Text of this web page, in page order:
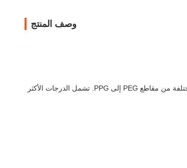
وصف المنتج
البولوكسامير هو بوليمر مشترك كتلي يتكون من وحدات بولي إيثيلين جلايكول (PEG) وبولي بروبيلين جلايكول (PPG). يتوفر بدرجات مختلفة بأوزان جزيئية ونسب مختلفة من مقاطع PEG إلى PPG. تشمل الدرجات الأكثر